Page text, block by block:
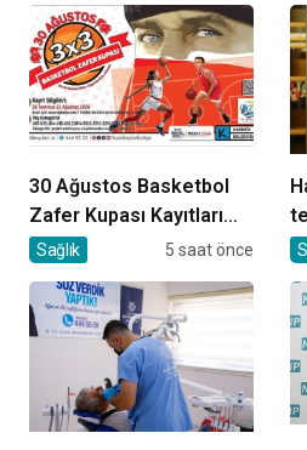
30 Ağustos Basketbol
Zafer Kupası Kayıtları
Devam Ediyor
Sağlık 5 saat önce